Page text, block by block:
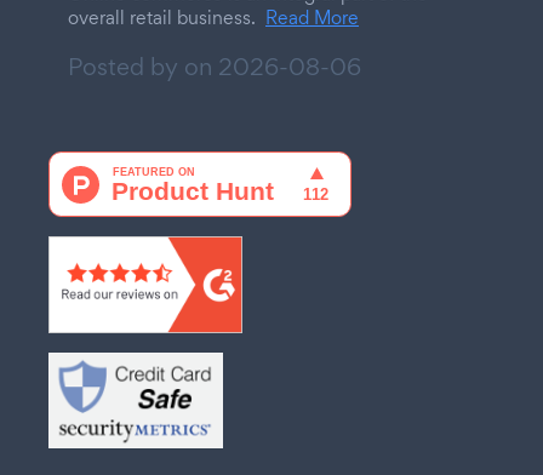
overall retail business. Read More
Posted by on 2026-08-06